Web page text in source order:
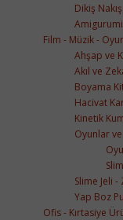
Dikiş
Film - Müzik -
Ahşap ve
Akıl ve
Boyama
Hacivat
Kinetik
Oyunlar
Slime Jeli -
Yap Boz
Ofis - Kırtasiye